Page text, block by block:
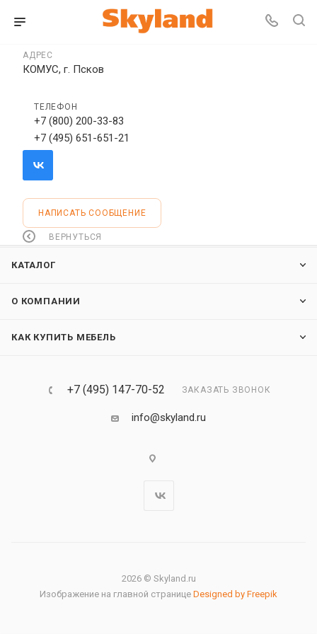
АДРЕС
КОМУС, г. Псков
ТЕЛЕФОН
+7 (800) 200-33-83
+7 (495) 651-651-21
НАПИСАТЬ СООБЩЕНИЕ
ВЕРНУТЬСЯ
КАТАЛОГ
О КОМПАНИИ
КАК КУПИТЬ МЕБЕЛЬ
+7 (495) 147-70-52 ЗАКАЗАТЬ ЗВОНОК
info@skyland.ru
2026 © Skyland.ru
Изображение на главной странице Designed by Freepik